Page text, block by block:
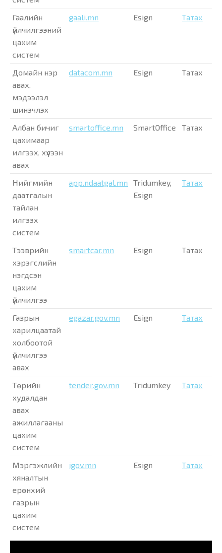
Гаалийн
үйлчилгээний
цахим
систем
gaali.mn Esign Татах
Домайн нэр
авах,
мэдээлэл
шинэчлэх
datacom.mn Esign Татах
Албан бичиг
цахимаар
илгээх, хүлээн
авах
smartoffice.mn SmartOffice Татах
Нийгмийн
даатгалын
тайлан
илгээх
систем
app.ndaatgal.mn
Tridumkey,
Esign
Татах
Тээврийн
хэрэгслийн
нэгдсэн
цахим
үйлчилгээ
smartcar.mn Esign Татах
Газрын
харилцаатай
холбоотой
үйлчилгээ
авах
egazar.gov.mn Esign Татах
Төрийн
худалдан
авах
ажиллагааны
цахим
систем
tender.gov.mn Tridumkey Татах
Мэргэжлийн
хяналтын
ерөнхий
газрын
цахим
систем
igov.mn Esign Татах